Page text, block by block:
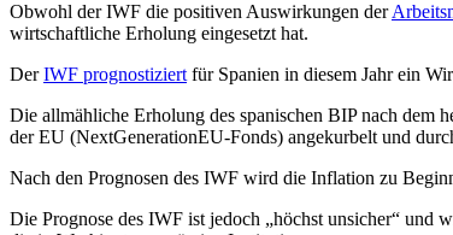
Obwohl der IWF die positiven Auswirkungen der
wirtschaftliche Erholung eingesetzt hat.
DerIWF prognostiziert für Spanien in diesem Jahr ein
Die allmähliche Erholung des spanischen BIP nach dem
der EU (NextGenerationEU-Fonds) angekurbelt und
Nach den Prognosen des IWF wird die Inflation zu
Die Prognose des IWF ist jedoch „höchst unsicher“ und